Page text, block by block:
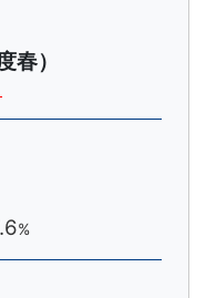
）
%